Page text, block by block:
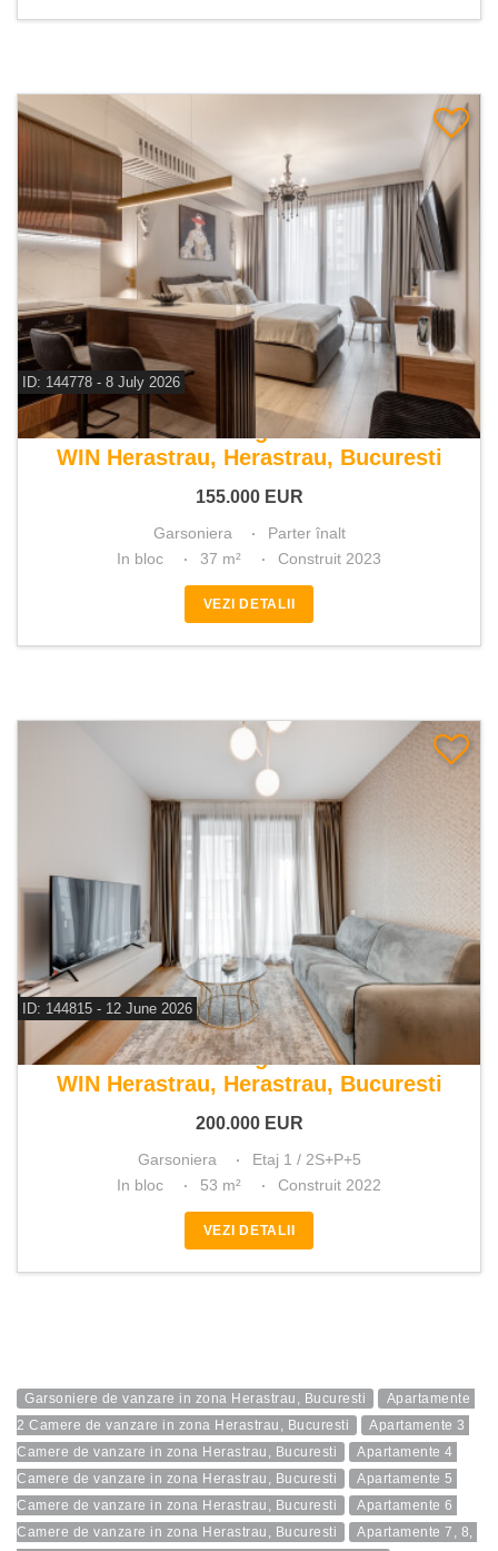
ID: 144778 - 8 July 2026
De vanzare garsoniera
WIN Herastrau, Herastrau, Bucuresti
155.000 EUR
Garsoniera
Parter înalt
In bloc
37 m² Construit 2023
VEZI DETALII
ID: 144815 - 12 June 2026
De vanzare garsoniera
WIN Herastrau, Herastrau, Bucuresti
200.000 EUR
Garsoniera
Etaj 1 / 2S+P+5
In bloc
53 m² Construit 2022
VEZI DETALII
Garsoniere de vanzare in zona Herastrau, Bucuresti
Apartamente
2 Camere de vanzare in zona Herastrau, Bucuresti
Apartamente 3
Camere de vanzare in zona Herastrau, Bucuresti
Apartamente 4
Camere de vanzare in zona Herastrau, Bucuresti
Apartamente 5
Camere de vanzare in zona Herastrau, Bucuresti
Apartamente 6
Camere de vanzare in zona Herastrau, Bucuresti
Apartamente 7, 8,